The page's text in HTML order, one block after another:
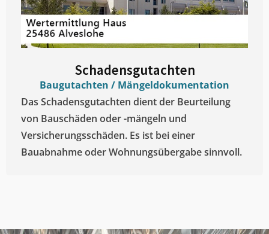
Schadensgutachten
Baugutachten / Mängeldokumentation
Das Schadensgutachten dient der Beurteilung
von Bauschäden oder -mängeln und
Versicherungsschäden. Es ist bei einer
Bauabnahme oder Wohnungsübergabe sinnvoll.